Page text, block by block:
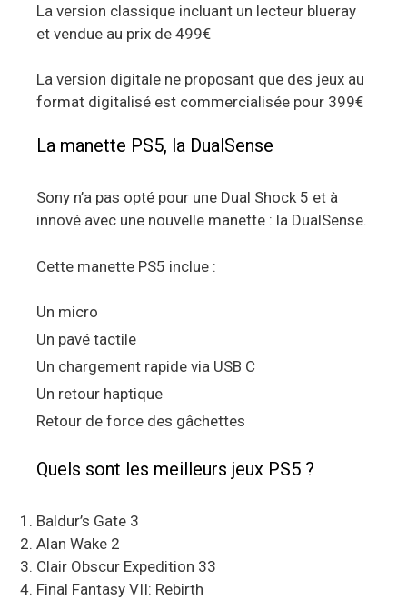
La version classique incluant un lecteur blueray
et vendue au prix de 499€
La version digitale ne proposant que des jeux au
format digitalisé est commercialisée pour 399€
La manette PS5, la DualSense
Sony n’a pas opté pour une Dual Shock 5 et à
innové avec une nouvelle manette : la DualSense.
Cette manette PS5 inclue :
Un micro
Un pavé tactile
Un chargement rapide via USB C
Un retour haptique
Retour de force des gâchettes
Quels sont les meilleurs jeux PS5 ?
Baldur’s Gate 3
Alan Wake 2
Clair Obscur Expedition 33
Final Fantasy VII: Rebirth